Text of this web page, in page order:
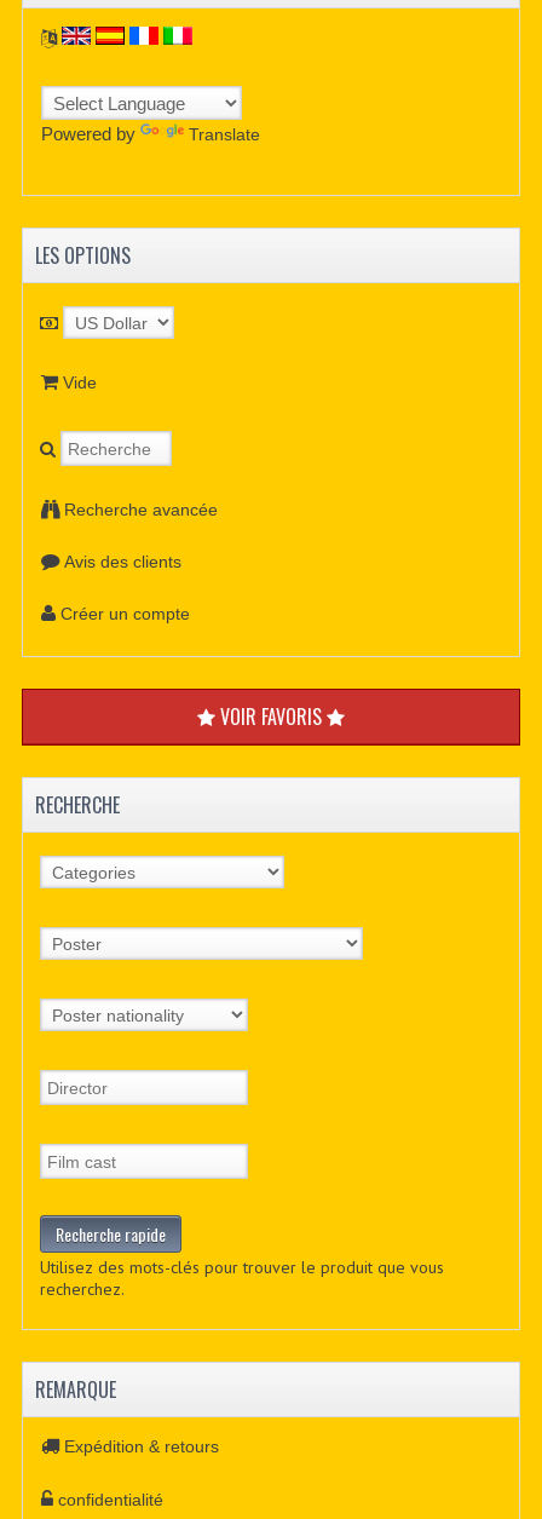
Powered by Translate
LES OPTIONS
Vide
Recherche avancée
Avis des clients
Créer un compte
VOIR FAVORIS
RECHERCHE
Utilisez des mots-clés pour trouver le produit que vous
recherchez.
REMARQUE
Expédition & retours
confidentialité